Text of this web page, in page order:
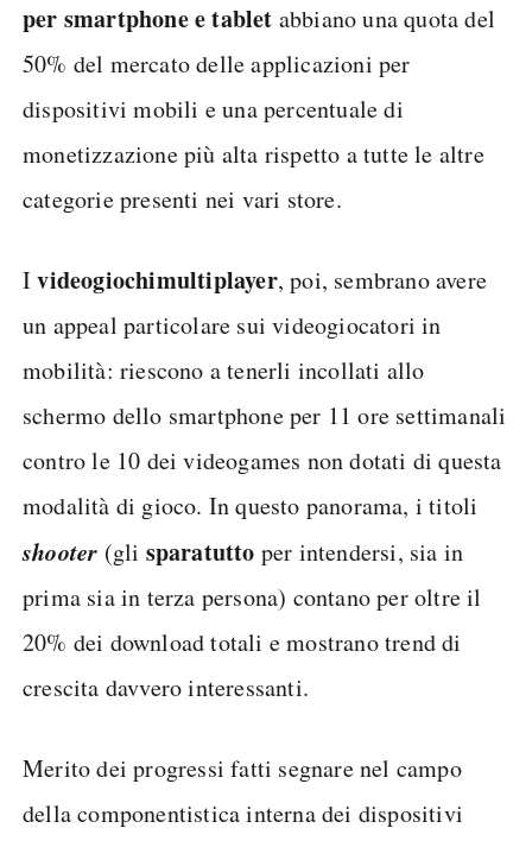
per smartphone e tablet abbiano una quota del
50% del mercato delle applicazioni per
dispositivi mobili e una percentuale di
monetizzazione più alta rispetto a tutte le altre
categorie presenti nei vari store.
Ivideogiochimultiplayer, poi, sembrano avere
un appeal particolare sui videogiocatori in
mobilità: riescono a tenerli incollati allo
schermo dello smartphone per 11 ore settimanali
contro le 10 dei videogames non dotati di questa
modalità di gioco. In questo panorama, i titoli
shooter (gli sparatutto per intendersi, sia in
prima sia in terza persona) contano per oltre il
20% dei download totali e mostrano trend di
crescita davvero interessanti.
Merito dei progressi fatti segnare nel campo
della componentistica interna dei dispositivi